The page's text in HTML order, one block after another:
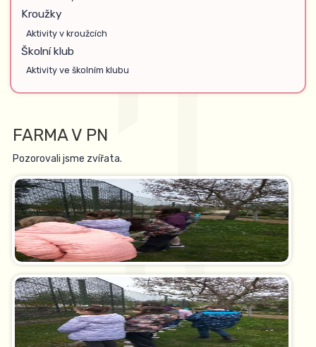
Kroužky
Aktivity v kroužcích
Školní klub
Aktivity ve školním klubu
FARMA V PN
Pozorovali jsme zvířata.